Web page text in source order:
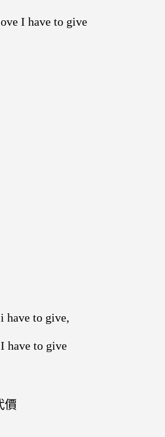
I have to give
have to give,
have to give
價